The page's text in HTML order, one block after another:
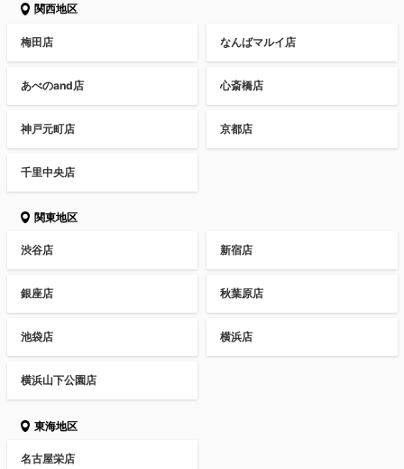
関西地区
梅田店 なんばマルイ店
あべのand店 心斎橋店
神戸元町店 京都店
千里中央店
関東地区
渋谷店 新宿店
銀座店 秋葉原店
池袋店 横浜店
横浜山下公園店
東海地区
名古屋栄店